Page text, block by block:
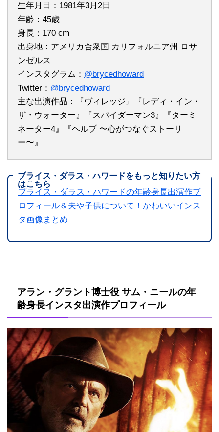
生年月日：1981年3月2日
年齢：45歳
身長：170 cm
出身地：アメリカ合衆国 カリフォルニア州 ロサ
ンゼルス
インスタグラム： @brycedhoward
Twitter： @brycedhoward
主な出演作品：『ヴィレッジ』『レディ・イン・
ザ・ウォーター』『スパイダーマン3』『ターミ
ネーター4』『ヘルプ 〜心がつなぐストーリ
ー〜』
ブライス・ダラス・ハワードをもっと知りたい方
はこちら
ブライス・ダラス・ハワードの年齢身長出演作プ
ロフィール＆夫や子供について！かわいいインス
タ画像まとめ
アラン・グラント博士役 サム・ニールの年
齢身長インスタ出演作プロフィール